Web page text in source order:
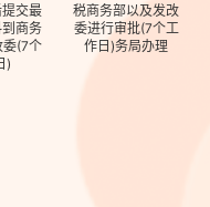
交最
商务
委(7个
)
税商务部以及发改
委进行审批(7个工
作日)务局办理